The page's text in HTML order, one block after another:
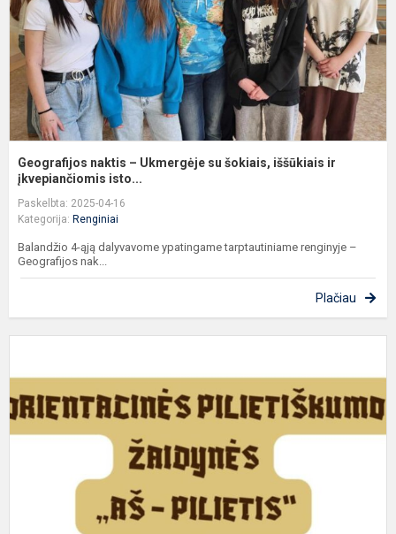
Geografijos naktis – Ukmergėje su šokiais, iššūkiais ir
įkvepiančiomis isto...
Paskelbta: 2025-04-16
Kategorija: Renginiai
Balandžio 4-ąją dalyvavome ypatingame tarptautiniame renginyje –
Geografijos nak...
Plačiau